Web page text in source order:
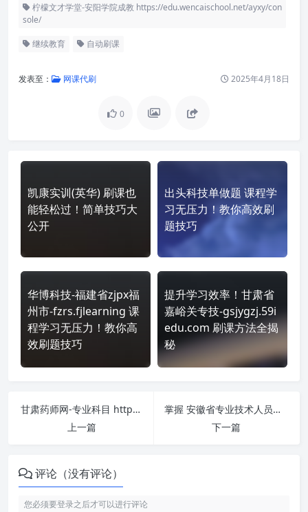
柠檬文才学堂-安阳学院成教 https://edu.wencaischool.net/ayxy/con
sole/
继续教育 自动刷课
发表至： 网课代刷 2025年4月18日
0
凯康实训(英华) 刷课也
能轻松过！简单技巧大
公开
出头科技单做题 课程学
习无压力！教你高效刷
题技巧
华博科技-福建省zjpx福
州市-fzrs.fjlearning 课
程学习无压力！教你高
效刷题技巧
提升学习效率！甘肃省
嘉峪关专技-gsjygzj.59i
edu.com 刷课方法全揭
秘
甘肃药师网-专业科目 https://www.gslpa.cn/ 刷课也能轻松过！简单技巧大公开
上一篇
掌握 安徽省专业技术人员继续教育培训平台 https://gp.chinahrt.com/index.html#/ahszyjsjxjyLogin 课程，简单刷课技巧分享！
下一篇
评论（没有评论）